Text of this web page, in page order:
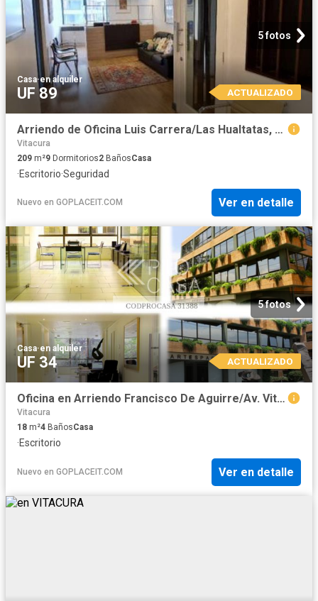
5 fotos
Casa·en alquiler
UF 89 ACTUALIZADO
Arriendo de Oficina Luis Carrera/Las Hualtatas, Vitacura 9 habitaciones 2 baños 209 m2
Vitacura
209 m²9 Dormitorios2 BañosCasa
·Escritorio·Seguridad
Nuevo en GOPLACEIT.COM Ver en detalle
5 fotos
Casa·en alquiler
UF 34 ACTUALIZADO
Oficina en Arriendo Francisco De Aguirre/Av. Vitacura, Vitacura
Vitacura
18 m²4 BañosCasa
·Escritorio
Nuevo en GOPLACEIT.COM Ver en detalle